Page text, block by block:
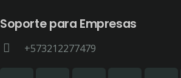
Soporte para Empresas
+573212277479